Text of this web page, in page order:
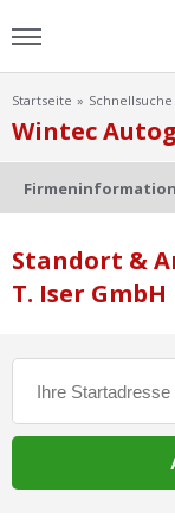
Home
Ratgeber
Scheibensuche
Startseite Schnellsuche
Wintec
Standort &
T. Iser GmbH